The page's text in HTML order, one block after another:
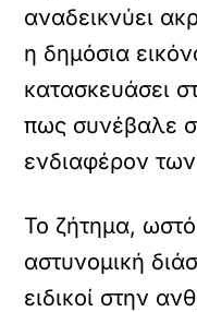
αναδεικνύει
η δημόσια
κατασκευάσει
πως συνέβαλε
ενδιαφέρον
Το ζήτημα,
αστυνομική
ειδικοί στην